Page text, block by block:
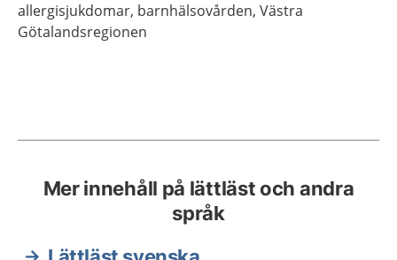
allergisjukdomar, barnhälsovården, Västra
Götalandsregionen
Mer innehåll på lättläst och andra
språk